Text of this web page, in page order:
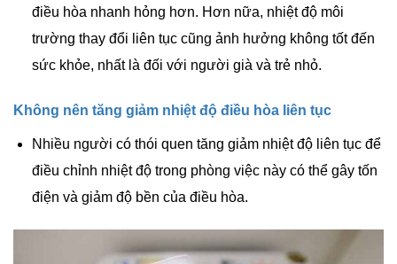
điều hòa nhanh hỏng hơn. Hơn nữa, nhiệt độ môi
trường thay đổi liên tục cũng ảnh hưởng không tốt đến
sức khỏe, nhất là đối với người già và trẻ nhỏ.
Không nên tăng giảm nhiệt độ điều hòa liên tục
Nhiều người có thói quen tăng giảm nhiệt độ liên tục để
điều chỉnh nhiệt độ trong phòng việc này có thể gây tốn
điện và giảm độ bền của điều hòa.